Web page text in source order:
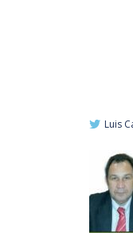
Luis